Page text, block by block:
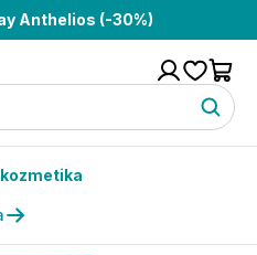
Anthelios (-30%)